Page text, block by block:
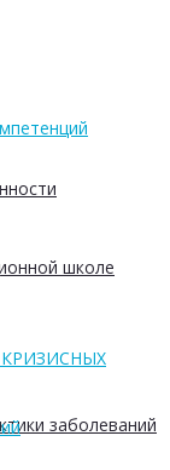
школе
заболеваний